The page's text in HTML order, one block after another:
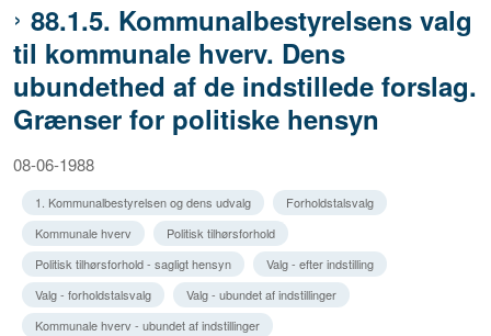
88.1.5. Kommunalbestyrelsens valg
til kommunale hverv. Dens
ubundethed af de indstillede forslag.
Grænser for politiske hensyn
08-06-1988
1. Kommunalbestyrelsen og dens udvalg
Forholdstalsvalg
Kommunale hverv
Politisk tilhørsforhold
Politisk tilhørsforhold - sagligt hensyn
Valg - efter indstilling
Valg - forholdstalsvalg
Valg - ubundet af indstillinger
Kommunale hverv - ubundet af indstillinger